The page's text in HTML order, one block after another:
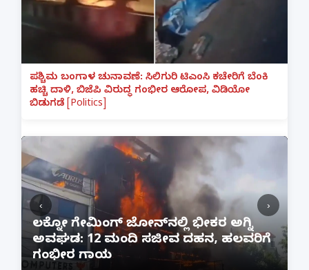
ಪಶ್ಚಿಮ ಬಂಗಾಳ ಚುನಾವಣೆ: ಸಿಲಿಗುರಿ ಟಿಎಂಸಿ ಕಚೇರಿಗೆ ಬೆಂಕಿ
ಹಚ್ಚಿ ದಾಳಿ, ಬಿಜೆಪಿ ವಿರುದ್ಧ ಗಂಭೀರ ಆರೋಪ, ವಿಡಿಯೋ
ಬಿಡುಗಡೆ [Politics]
ಲಕ್ನೋ ಗೇಮಿಂಗ್ ಜೋನ್‌ನಲ್ಲಿ ಭೀಕರ ಅಗ್ನಿ
ಅವಘಡ: 12 ಮಂದಿ ಸಜೀವ ದಹನ, ಹಲವರಿಗೆ
ಗಂಭೀರ ಗಾಯ
‹ ›